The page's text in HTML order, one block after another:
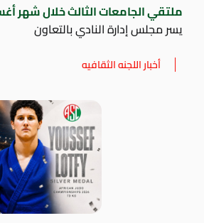
ملتقي الجامعات الثالث خلال شهر
يسر مجلس إدارة النادي بالتعاون
أخبار اللجنه الثقافيه